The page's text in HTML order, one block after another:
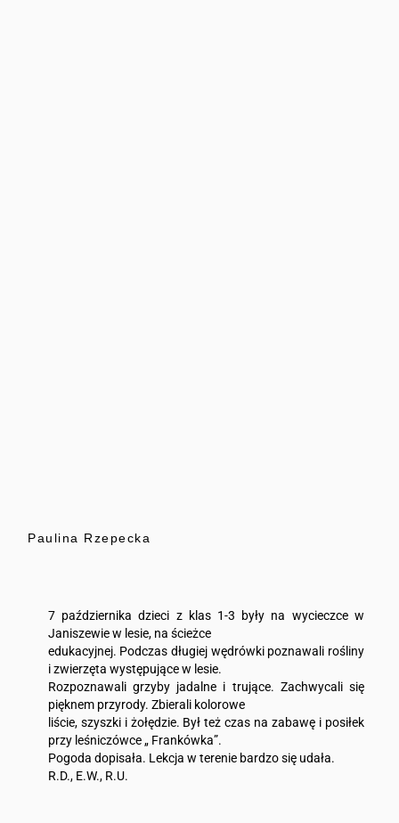
Paulina Rzepecka
7 października dzieci z klas 1-3 były na wycieczce w
Janiszewie w lesie, na ścieżce
edukacyjnej. Podczas długiej wędrówki poznawali rośliny
i zwierzęta występujące w lesie.
Rozpoznawali grzyby jadalne i trujące. Zachwycali się
pięknem przyrody. Zbierali kolorowe
liście, szyszki i żołędzie. Był też czas na zabawę i posiłek
przy leśniczówce „ Frankówka”.
Pogoda dopisała. Lekcja w terenie bardzo się udała.
R.D., E.W., R.U.